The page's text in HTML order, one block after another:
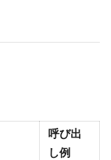
呼び出
し例